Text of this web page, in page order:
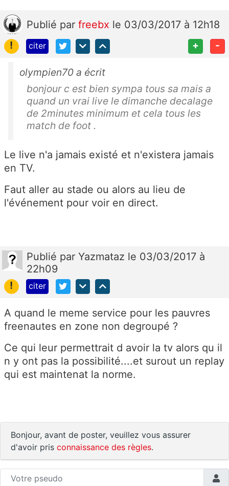
Publié par freebx le 03/03/2017 à 12h18
!
citer + -
olympien70 a écrit
bonjour c est bien sympa tous sa mais a
quand un vrai live le dimanche decalage
de 2minutes minimum et cela tous les
match de foot .
Le live n'a jamais existé et n'existera jamais
en TV.
Faut aller au stade ou alors au lieu de
l'événement pour voir en direct.
Publié par Yazmataz le 03/03/2017 à
22h09
!
citer
A quand le meme service pour les pauvres
freenautes en zone non degroupé ?
Ce qui leur permettrait d avoir la tv alors qu il
n y ont pas la possibilité....et surout un replay
qui est maintenat la norme.
Bonjour, avant de poster, veuillez vous assurer
d'avoir pris connaissance des règles.